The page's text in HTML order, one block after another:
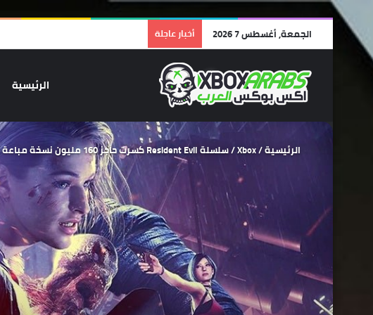
الجمعة, أغسطس 7 2026 أخبار عاجلة
الرئيسية
الرئيسية/
Xbox
/سلسلة Resident Evil كسرت حاجز 160 مليون نسخة مباعة على مستوى العالم حتى الآن.